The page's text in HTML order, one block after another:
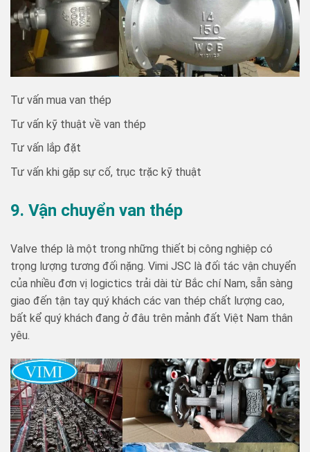
Tư vấn mua van thép
Tư vấn kỹ thuật về van thép
Tư vấn lắp đặt
Tư vấn khi gặp sự cố, trục trặc kỹ thuật
9. Vận chuyển van thép
Valve thép là một trong những thiết bị công nghiệp có
trọng lượng tương đối nặng. Vimi JSC là đối tác vận chuyển
của nhiều đơn vị logictics trải dài từ Bắc chí Nam, sẵn sàng
giao đến tận tay quý khách các van thép chất lượng cao,
bất kể quý khách đang ở đâu trên mảnh đất Việt Nam thân
yêu.